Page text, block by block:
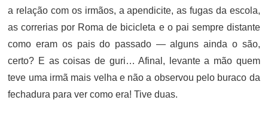
a relação com os irmãos, a apendicite, as fugas da escola,
as correrias por Roma de bicicleta e o pai sempre distante
como eram os pais do passado — alguns ainda o são,
certo? E as coisas de guri… Afinal, levante a mão quem
teve uma irmã mais velha e não a observou pelo buraco da
fechadura para ver como era! Tive duas.